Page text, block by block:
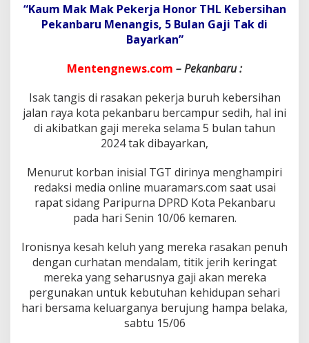
a
n
T
k
T
r
i
m
a
G
j
i
,
K
a
i
s
D
L
H
K
P
“Kaum Mak Mak Pekerja Honor THL Kebersihan
Pekanbaru Menangis, 5 Bulan Gaji Tak di
Bayarkan”
Mentengnews.com – Pekanbaru :
Isak tangis di rasakan pekerja buruh kebersihan
jalan raya kota pekanbaru bercampur sedih, hal ini
di akibatkan gaji mereka selama 5 bulan tahun
2024 tak dibayarkan,
Menurut korban inisial TGT dirinya menghampiri
redaksi media online muaramars.com saat usai
rapat sidang Paripurna DPRD Kota Pekanbaru
pada hari Senin 10/06 kemaren.
Ironisnya kesah keluh yang mereka rasakan penuh
dengan curhatan mendalam, titik jerih keringat
mereka yang seharusnya gaji akan mereka
pergunakan untuk kebutuhan kehidupan sehari
hari bersama keluarganya berujung hampa belaka,
sabtu 15/06